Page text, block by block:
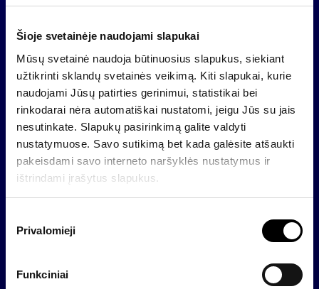
Šioje svetainėje naudojami slapukai
Mūsų svetainė naudoja būtinuosius slapukus, siekiant
užtikrinti sklandų svetainės veikimą. Kiti slapukai, kurie
naudojami Jūsų patirties gerinimui, statistikai bei
rinkodarai nėra automatiškai nustatomi, jeigu Jūs su jais
nesutinkate. Slapukų pasirinkimą galite valdyti
nustatymuose. Savo sutikimą bet kada galėsite atšaukti
pakeisdami savo interneto naršyklės nustatymus ir
ištrindami įrašytus slapukus.
Privalomieji
Funkciniai
rugsėjo pabaigoje siekė 22 proc., likvidumo rodiklis –
Apie maib
Maib yra didžiausias Moldovos bankas, kuriam 2022
m. rugsėjo 30 d. teko 32,5 proc. šalies bankų turto ir
36,3 proc. paskolų. Bankas aptarnauja daugiau nei
trečdalį Moldovos gyventojų ir yra vienas didžiausių
šalies darbdavių. Bankas pasižymi aukštu
yra pripažintas dėl klientų aptarnavimo kokybės ir
produktų inovacijų.
Nuo 2018 m. didžiausias maib akcininkas yra
investuotojų konsorciumas, kurį sudaro Europos